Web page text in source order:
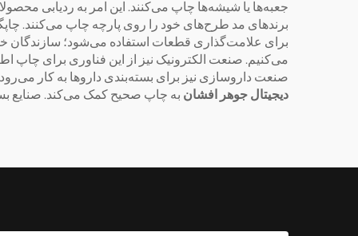
جعبه‌ها یا شیشه‌ها چاپ می‌کنند. این امر به ردیابی
برندهای مد طرح‌های خود را روی پارچه چاپ می‌کنند.
برای علامت‌گذاری قطعات استفاده می‌شود؛ سازندگان
می‌کنیم. صنعت الکترونیک نیز از این فناوری برای چاپ
صنعت داروسازی نیز برای بسته‌بندی داروها به کار
دیجیتال جوهر افشان به چاپ صحیح کمک می‌کند. صنایع